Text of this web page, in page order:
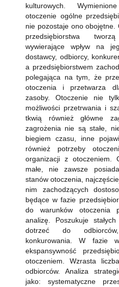
kulturowych.
otoczenie ogólne
nie pozostaje ono obojętne.
przedsiębiorstwa
wywierające wpływ na
dostawcy, odbiorcy,
a przedsiębiorstwem
polegająca na tym, że
otoczenia i przetwarza
zasoby. Otoczenie nie
możliwości przetrwania i
tkwią również główne
zagrożenia nie są stałe,
biegiem czasu, inne
również potrzeby
organizacji z otoczeniem.
małe, nie zawsze
stanów otoczenia,
nim zachodzących
będące w fazie
do warunków otoczenia
analizę. Poszukuje
dotrzeć do
konkurowania. W fazie
ekspansywność
otoczeniem. Wzrasta
odbiorców. Analiza
jako: systematyczne